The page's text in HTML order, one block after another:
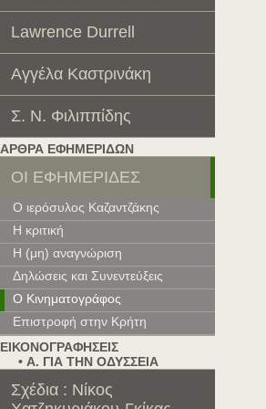
Lawrence Durrell
Αγγέλα Καστρινάκη
Σ. Ν. Φιλιππίδης
ΑΡΘΡΑ ΕΦΗΜΕΡΙΔΩΝ
OI EΦHMEPIΔEΣ
O ιερόσυλος Kαζαντζάκης
H κριτική
H (μη) αναγνώριση
Δηλώσεις και Συνεντεύξεις
O Κινηματογράφος
Επιστροφή στην Κρήτη
ΕΙΚΟΝΟΓΡΑΦΗΣΕΙΣ
• Α. ΓΙΑ ΤΗΝ ΟΔΥΣΣΕΙΑ
Σχέδια : Νίκος